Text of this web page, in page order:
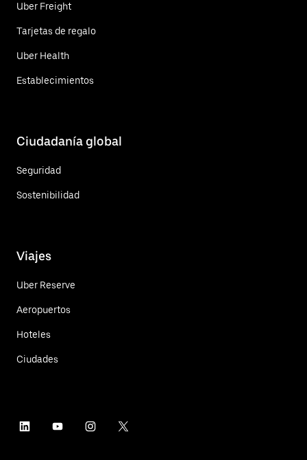
Uber Freight
Tarjetas de regalo
Uber Health
Establecimientos
Ciudadanía global
Seguridad
Sostenibilidad
Viajes
Uber Reserve
Aeropuertos
Hoteles
Ciudades